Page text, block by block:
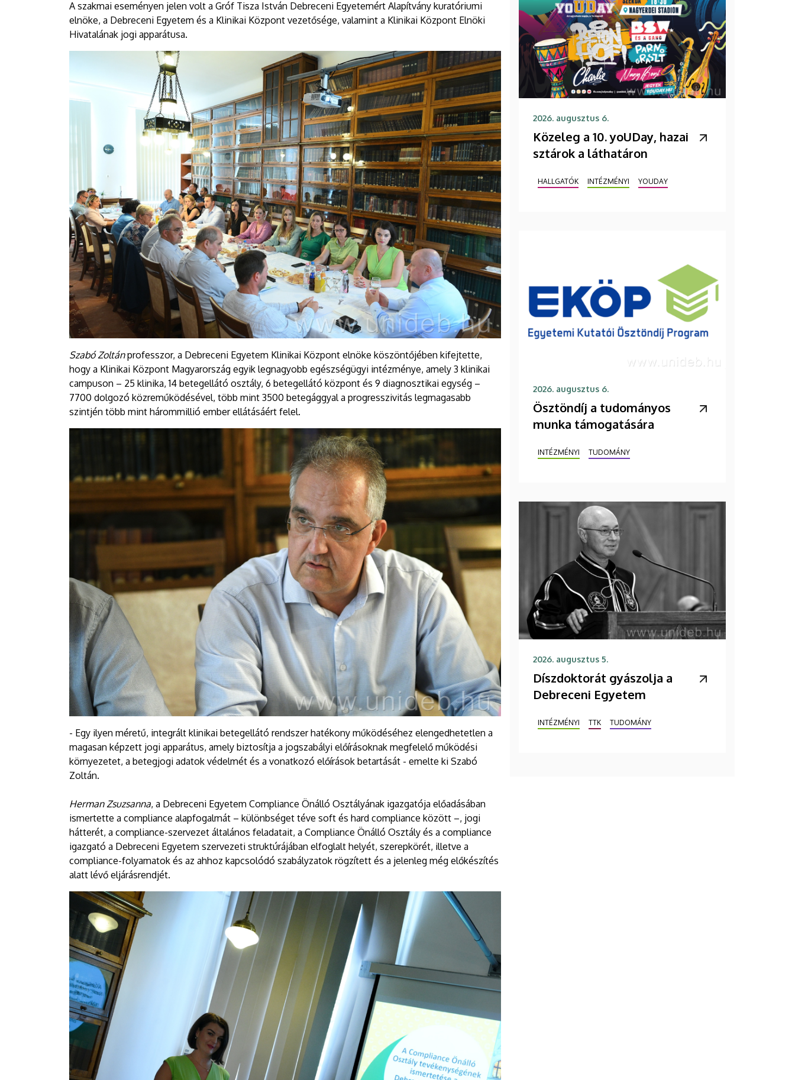
A szakmai eseményen jelen volt a Gróf Tisza István Debreceni Egyetemért Alapítvány kuratóriumi
elnöke, a Debreceni Egyetem és a Klinikai Központ vezetősége, valamint a Klinikai Központ Elnöki
Hivatalának jogi apparátusa.
Szabó Zoltánprofesszor, a Debreceni Egyetem Klinikai Központ elnöke köszöntőjében kifejtette,
hogy a Klinikai Központ Magyarország egyik legnagyobb egészségügyi intézménye, amely 3 klinikai
campuson – 25 klinika, 14 betegellátó osztály, 6 betegellátó központ és 9 diagnosztikai egység –
7700 dolgozó közreműködésével, több mint 3500 betegággyal a progresszivitás legmagasabb
szintjén több mint hárommillió ember ellátásáért felel.
- Egy ilyen méretű, integrált klinikai betegellátó rendszer hatékony működéséhez elengedhetetlen a
magasan képzett jogi apparátus, amely biztosítja a jogszabályi előírásoknak megfelelő működési
környezetet, a betegjogi adatok védelmét és a vonatkozó előírások betartását - emelte ki Szabó
Zoltán.
Herman Zsuzsanna, a Debreceni Egyetem Compliance Önálló Osztályának igazgatója előadásában
ismertette a compliance alapfogalmát – különbséget téve soft és hard compliance között –, jogi
hátterét, a compliance-szervezet általános feladatait, a Compliance Önálló Osztály és a compliance
igazgató a Debreceni Egyetem szervezeti struktúrájában elfoglalt helyét, szerepkörét, illetve a
compliance-folyamatok és az ahhoz kapcsolódó szabályzatok rögzített és a jelenleg még előkészítés
alatt lévő eljárásrendjét.
2026. augusztus 6.
Közeleg a 10. yoUDay, hazai
sztárok a láthatáron
HALLGATÓK INTÉZMÉNYI YOUDAY
2026. augusztus 6.
Ösztöndíj a tudományos
munka támogatására
INTÉZMÉNYI TUDOMÁNY
2026. augusztus 5.
Díszdoktorát gyászolja a
Debreceni Egyetem
INTÉZMÉNYI TTK TUDOMÁNY